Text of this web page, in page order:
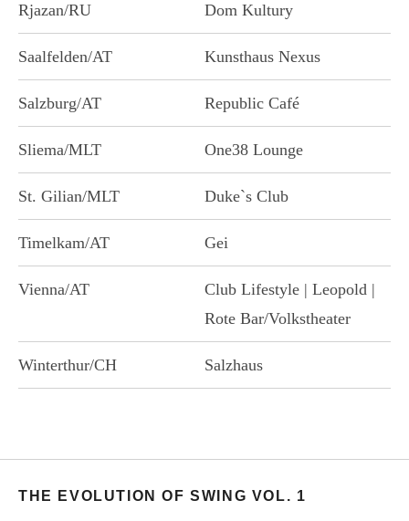
Rjazan/RU Dom Kultury
Saalfelden/AT Kunsthaus Nexus
Salzburg/AT Republic Café
Sliema/MLT One38 Lounge
St. Gilian/MLT Duke`s Club
Timelkam/AT Gei
Vienna/AT
Club Lifestyle | Leopold |
Rote Bar/Volkstheater
Winterthur/CH Salzhaus
THE EVOLUTION OF SWING VOL. 1